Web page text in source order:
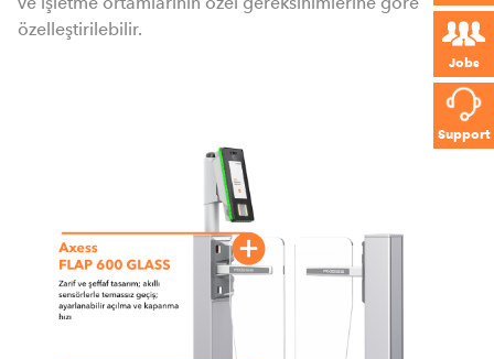
Jobs
Support
özelleştirilebilir.